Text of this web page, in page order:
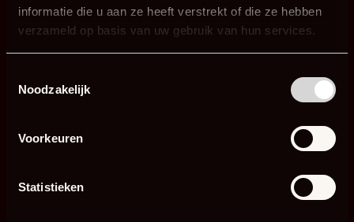
informatie die u aan ze heeft verstrekt of die ze hebben
verzameld op basis van uw gebruik van hun services.
Noodzakelijk
Voorkeuren
Statistieken